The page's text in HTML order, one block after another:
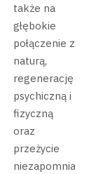
także na
głębokie
połączenie z
naturą,
regenerację
psychiczną i
fizyczną
oraz
przeżycie